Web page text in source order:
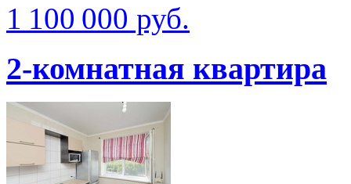
1 100 000 руб.
2-комнатная квартира